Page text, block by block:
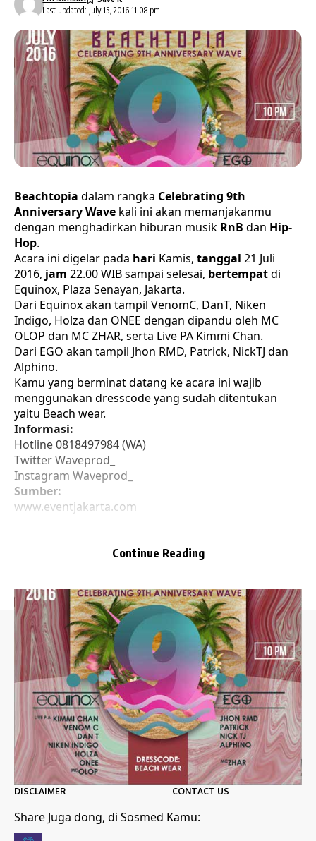
Last updated: July 15, 2016 11:08 pm
Beachtopia dalam rangka Celebrating 9th
Anniversary Wave kali ini akan memanjakanmu
dengan menghadirkan hiburan musik RnB dan Hip-
Hop.
Acara ini digelar pada hari Kamis, tanggal 21 Juli
2016, jam 22.00 WIB sampai selesai, bertempatdi
Equinox, Plaza Senayan, Jakarta.
Dari Equinox akan tampil VenomC, DanT, Niken
Indigo, Holza dan ONEE dengan dipandu oleh MC
OLOP dan MC ZHAR, serta Live PA Kimmi Chan.
Dari EGO akan tampil Jhon RMD, Patrick, NickTJ dan
Alphino.
Kamu yang berminat datang ke acara ini wajib
menggunakan dresscode yang sudah ditentukan
yaitu Beach wear.
Informasi:
Hotline 0818497984 (WA)
Twitter Waveprod_
Instagram Waveprod_
Sumber:
www.eventjakarta.com
Share Juga dong, di Sosmed Kamu:
Continue Reading
Situs musik Indonesia terlengkap. Info album
terbaru, Playlists Terbaik, Lirik Lagu, Video Musik,
How-To, Gadget, Planet Jazz, hingga Lifestyle.
KETENTUAN
PRIVACY POLICY
TERMS OF USE
DISCLAIMER
MORE INFO
ABOUT US
ADVERTISING
CONTACT US